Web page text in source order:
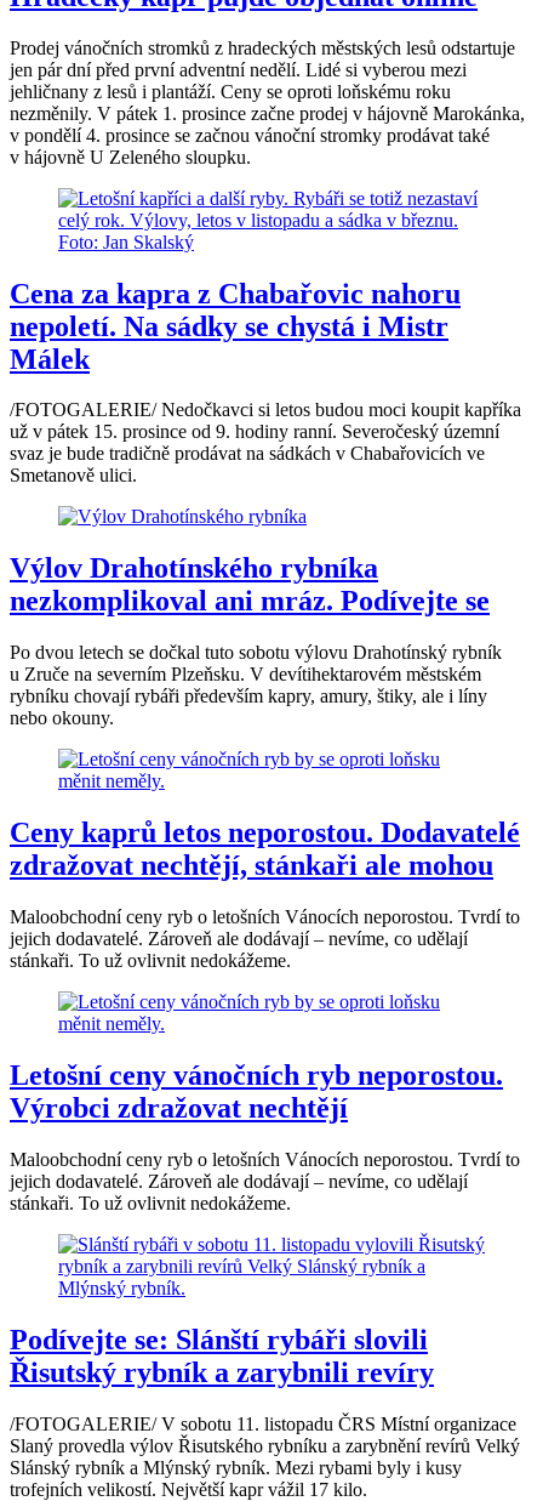
Prodej vánočních stromků z hradeckých městských lesů odstartuje
jen pár dní před první adventní nedělí. Lidé si vyberou mezi
jehličnany z lesů i plantáží. Ceny se oproti loňskému roku
nezměnily. V pátek 1. prosince začne prodej v hájovně Marokánka,
v pondělí 4. prosince se začnou vánoční stromky prodávat také
v hájovně U Zeleného sloupku.
Cena za kapra z Chabařovic nahoru
nepoletí. Na sádky se chystá i Mistr
Málek
/FOTOGALERIE/ Nedočkavci si letos budou moci koupit kapříka
už v pátek 15. prosince od 9. hodiny ranní. Severočeský územní
svaz je bude tradičně prodávat na sádkách v Chabařovicích ve
Smetanově ulici.
Výlov Drahotínského rybníka
nezkomplikoval ani mráz. Podívejte se
Po dvou letech se dočkal tuto sobotu výlovu Drahotínský rybník
u Zruče na severním Plzeňsku. V devítihektarovém městském
rybníku chovají rybáři především kapry, amury, štiky, ale i líny
nebo okouny.
Ceny kaprů letos neporostou. Dodavatelé
zdražovat nechtějí, stánkaři ale mohou
Maloobchodní ceny ryb o letošních Vánocích neporostou. Tvrdí to
jejich dodavatelé. Zároveň ale dodávají – nevíme, co udělají
stánkaři. To už ovlivnit nedokážeme.
Letošní ceny vánočních ryb neporostou.
Výrobci zdražovat nechtějí
Maloobchodní ceny ryb o letošních Vánocích neporostou. Tvrdí to
jejich dodavatelé. Zároveň ale dodávají – nevíme, co udělají
stánkaři. To už ovlivnit nedokážeme.
Podívejte se: Slánští rybáři slovili
Řisutský rybník a zarybnili revíry
/FOTOGALERIE/ V sobotu 11. listopadu ČRS Místní organizace
Slaný provedla výlov Řisutského rybníku a zarybnění revírů Velký
Slánský rybník a Mlýnský rybník. Mezi rybami byly i kusy
trofejních velikostí. Největší kapr vážil 17 kilo.